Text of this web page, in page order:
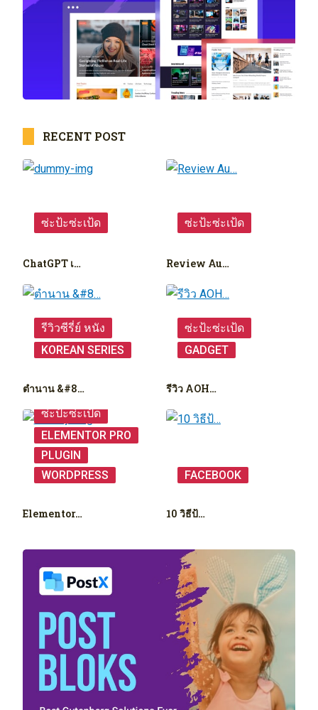
RECENT POST
ซ่ะป้ะซ่ะเป้ด
ChatGPT เ…
ซ่ะป้ะซ่ะเป้ด
Review Au…
รีวิวซีรี่ย์ หนัง
KOREAN SERIES
ตำนาน &#8…
ซ่ะป้ะซ่ะเป้ด
GADGET
รีวิว AOH…
ซ่ะป้ะซ่ะเป้ด
ELEMENTOR PRO
PLUGIN
WORDPRESS
Elementor…
FACEBOOK
10 วิธีป้…